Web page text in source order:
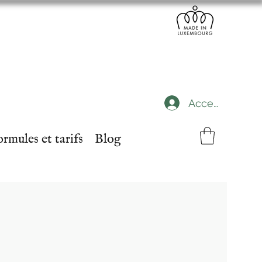
Accedi
et tarifs Blog